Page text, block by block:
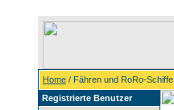
Home / Fähren und RoRo-Schiffe
Registrierte Benutzer